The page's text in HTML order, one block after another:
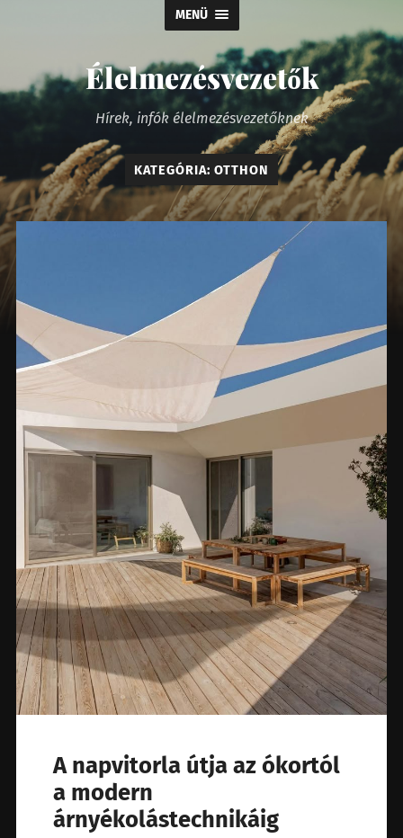
MENÜ
Élelmezésvezetők
Hírek, infók élelmezésvezetőknek
KATEGÓRIA: OTTHON
A napvitorla útja az ókortól
a modern
árnyékolástechnikáig